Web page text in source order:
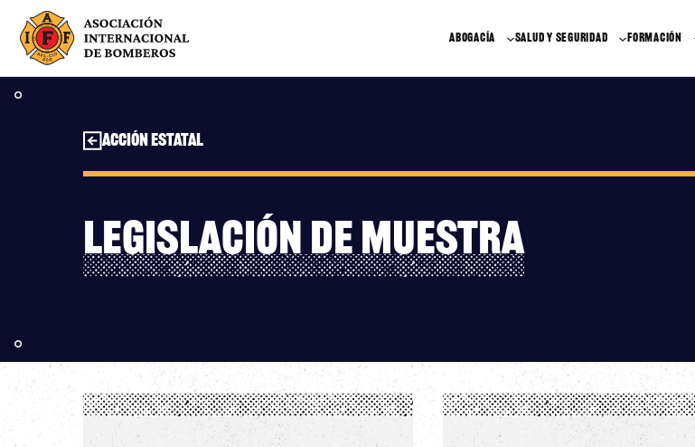
contenido
ABOGACÍA SALUD Y SEGURIDAD FORMACIÓN
Legislación de muestra
Acción estatal